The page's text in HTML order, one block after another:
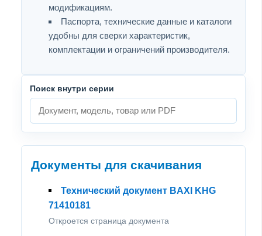
модификациям.
Паспорта, технические данные и каталоги
удобны для сверки характеристик,
комплектации и ограничений производителя.
Поиск внутри серии
Документы для скачивания
Технический документ BAXI KHG
71410181
Откроется страница документа